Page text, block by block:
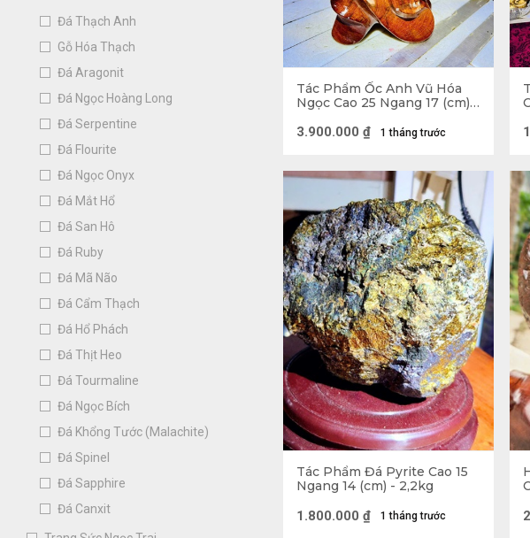
Đá Thạch Anh
Gỗ Hóa Thạch
Đá Aragonit
Đá Ngọc Hoàng Long
Đá Serpentine
Đá Flourite
Đá Ngọc Onyx
Đá Mắt Hổ
Đá San Hô
Đá Ruby
Đá Mã Não
Đá Cẩm Thạch
Đá Hổ Phách
Đá Thịt Heo
Đá Tourmaline
Đá Ngọc Bích
Đá Khổng Tước (Malachite)
Đá Spinel
Đá Sapphire
Đá Canxit
Thông thường, Đá Phong Thủy
…
2. Ưu điểm của Đá Phong Thủy
Được làm từ đá tự nhiên
So với xi măng hay thạch
nét cá tính riêng
Mang tính thẩm mỹ cao,
Giá cả hợp lý
Tác Phẩm Ốc Anh Vũ Hóa
Ngọc Cao 25 Ngang 17 (cm) -
1 tháng trước
3.900.000 ₫
Tác Phẩm Đá Pyrite Cao 15
Ngang 14 (cm) - 2,2kg
1 tháng trước
1.800.000 ₫